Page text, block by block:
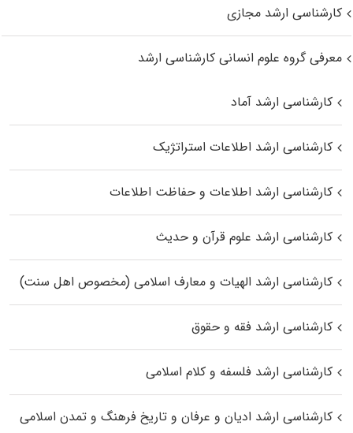
کارشناسی ارشد مجازی
معرفی گروه علوم انسانی کارشناسی ارشد
کارشناسی ارشد آماد
کارشناسی ارشد اطلاعات استراتژیک
کارشناسی ارشد اطلاعات و حفاظت اطلاعات
کارشناسی ارشد علوم قرآن و حدیث
کارشناسی ارشد الهیات و معارف اسلامی (مخصوص اهل سنت)
کارشناسی ارشد فقه و حقوق
کارشناسی ارشد فلسفه و کلام اسلامی
کارشناسی ارشد ادیان و عرفان و تاریخ فرهنگ و تمدن اسلامی